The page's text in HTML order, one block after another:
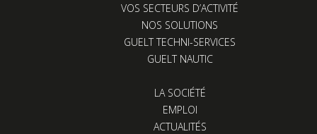
VOS SECTEURS D’ACTIVITÉ
NOS SOLUTIONS
GUELT TECHNI-SERVICES
GUELT NAUTIC
LA SOCIÉTÉ
EMPLOI
ACTUALITÉS